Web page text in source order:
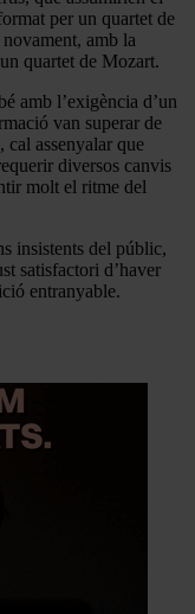
per un quartet de
amb la
quartet de Mozart.
amb l’exigència d’un
van superar de
cal assenyalar que
diversos canvis
molt el ritme del
insistents del públic,
satisfactori d’haver
entranyable.